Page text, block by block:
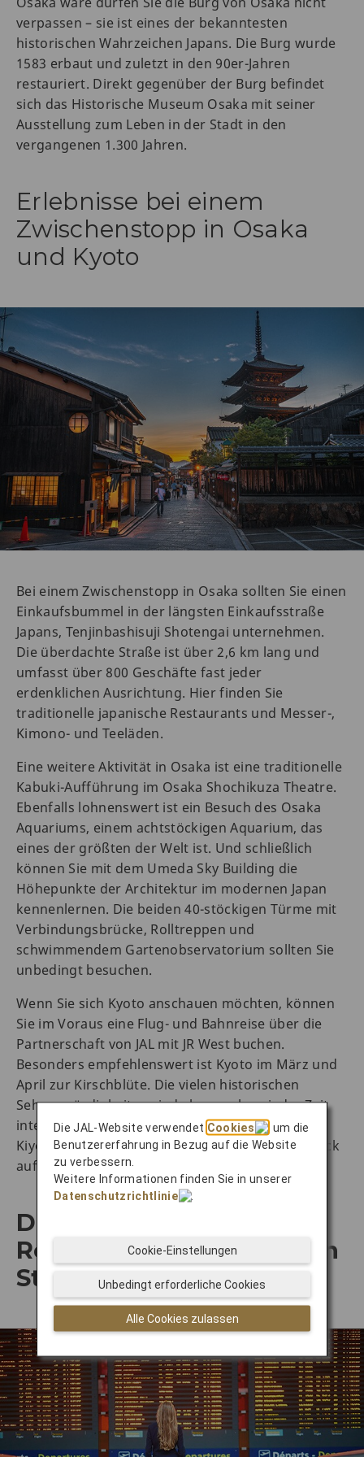
verpassen – sie ist eines der bekanntesten
historischen Wahrzeichen Japans. Die Burg wurde
1583 erbaut und zuletzt in den 90er-Jahren
restauriert. Direkt gegenüber der Burg befindet
sich das Historische Museum Osaka mit seiner
Ausstellung zum Leben in der Stadt in den
vergangenen 1.300 Jahren.
Erlebnisse bei einem
Zwischenstopp in Osaka
und Kyoto
Bei einem Zwischenstopp in Osaka sollten Sie einen
Einkaufsbummel in der längsten Einkaufsstraße
Japans, Tenjinbashisuji Shotengai unternehmen.
Die überdachte Straße ist über 2,6 km lang und
umfasst über 800 Geschäfte fast jeder
erdenklichen Ausrichtung. Hier finden Sie
traditionelle japanische Restaurants und Messer-,
Kimono- und Teeläden.
Eine weitere Aktivität in Osaka ist eine traditionelle
Kabuki-Aufführung im Osaka Shochikuza Theatre.
Ebenfalls lohnenswert ist ein Besuch des Osaka
Aquariums, einem achtstöckigen Aquarium, das
eines der größten der Welt ist. Und schließlich
können Sie mit dem Umeda Sky Building die
Höhepunkte der Architektur im modernen Japan
kennenlernen. Die beiden 40-stöckigen Türme mit
Verbindungsbrücke, Rolltreppen und
schwimmendem Gartenobservatorium sollten Sie
unbedingt besuchen.
Wenn Sie sich Kyoto anschauen möchten, können
Sie im Voraus eine Flug- und Bahnreise über die
Partnerschaft von JAL mit JR West buchen.
Besonders empfehlenswert ist Kyoto im März und
April zur Kirschblüte. Die vielen historischen
Sehenswürdigkeiten sind aber auch zu jeder Zeit
interessant. Wie wäre es zum Beispiel mit dem
Kiyomizu-dera-Tempel, von dem Sie einen Ausblick
auf die gesamte Altstadt genießen?
Die Vorteile einer
Reiseroute mit mehreren
Städten
Die JAL-Website verwendet Cookies
, um die
Benutzererfahrung in Bezug auf die Website
zu verbessern.
Weitere Informationen finden Sie in unserer
Datenschutzrichtlinie
.
Alle Cookies zulassen
Unbedingt erforderliche Cookies
Cookie-Einstellungen